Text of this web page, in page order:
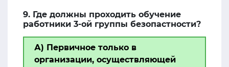
9. Где должны проходить обучение
работники 3-ой группы безопастности?
А) Первичное только в
организации, осуществляющей